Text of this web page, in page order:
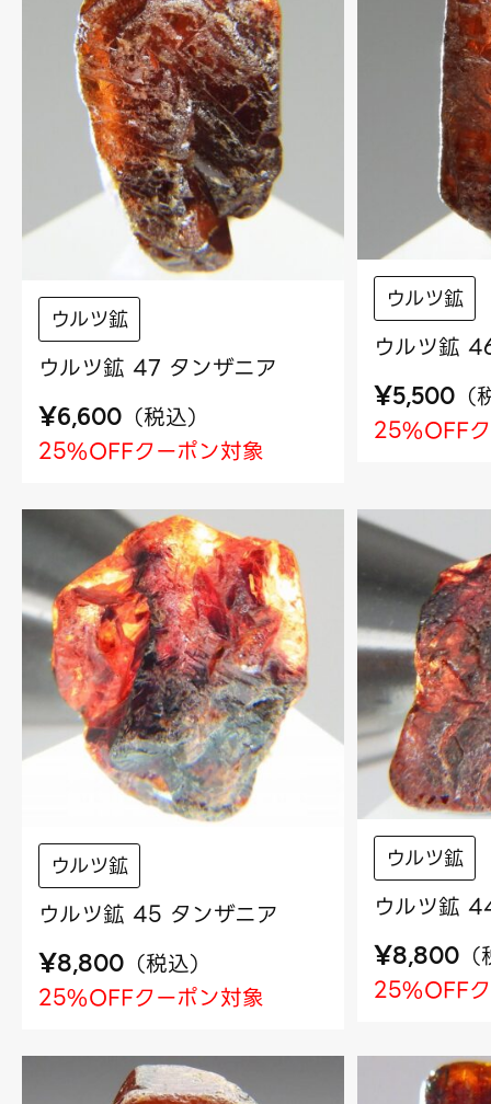
ウルツ鉱
ウルツ鉱 47 タンザニア
¥6,600 （税込）
25%OFFクーポン対象
ウルツ鉱
ウルツ鉱
¥5,500 （
25%OFF
ウルツ鉱
ウルツ鉱 45 タンザニア
¥8,800 （税込）
25%OFFクーポン対象
ウルツ鉱
ウルツ鉱
¥8,800 （
25%OFF